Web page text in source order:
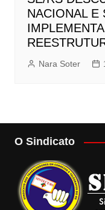
NACIONAL E
Nara Soter
O Sindicato